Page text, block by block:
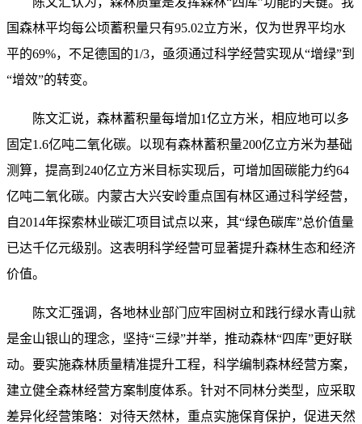
国森林平均每公顷蓄积量只有95.02立方米，仅为世界平均水
平的69%，不足德国的1/3，亟须通过科学经营实现从“增绿”到
“增效”的转变。
陈文汇说，森林蓄积量每增加1亿立方米，相应地可以多
固定1.6亿吨二氧化碳。以现有森林蓄积量200亿立方米为基础
测算，提高到240亿立方米目标实现后，可增加固碳能力约64
亿吨二氧化碳。内蒙古大兴安岭重点国有林区通过科学经营，
自2014年探索林业碳汇项目试点以来，其“绿色碳库”总价值量
已达千亿元级别。这表明科学经营可显著提升森林生态和经济
价值。
陈文汇强调，各地林业部门应牢固树立和践行绿水青山就
是金山银山的理念，坚持“三绿”并举，推动森林“四库”更好联
动。要实施森林质量精准提升工程，科学编制森林经营方案，
建立健全森林经营方案制度体系。针对不同林分类型，应采取
差异化经营策略：对待天然林，重点实施保育保护，促进天然